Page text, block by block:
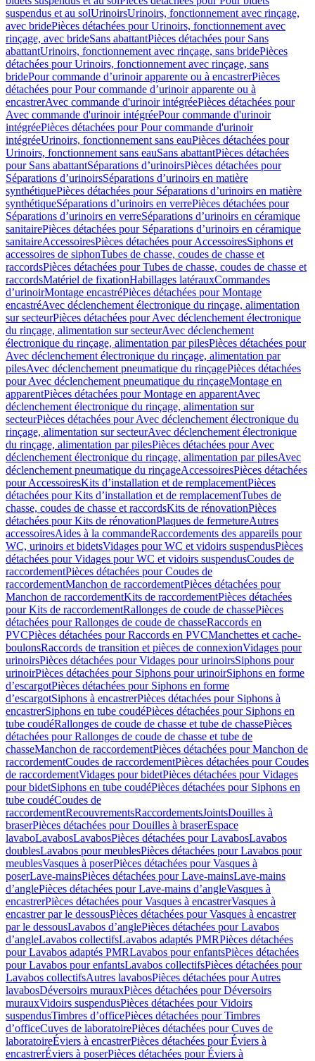
suspendus et au solUrinoirsUrinoirs, fonctionnement avec rinçage,
avec bridePièces détachées pour Urinoirs, fonctionnement avec
rinçage, avec brideSans abattantPièces détachées pour Sans
abattantUrinoirs, fonctionnement avec rinçage, sans bridePièces
détachées pour Urinoirs, fonctionnement avec rinçage, sans
bridePour commande d’urinoir apparente ou à encastrerPièces
détachées pour Pour commande d’urinoir apparente ou à
encastrerAvec commande d'urinoir intégréePièces détachées pour
Avec commande d'urinoir intégréePour commande d'urinoir
intégréePièces détachées pour Pour commande d'urinoir
intégréeUrinoirs, fonctionnement sans eauPièces détachées pour
Urinoirs, fonctionnement sans eauSans abattantPièces détachées
pour Sans abattantSéparations d’urinoirsPièces détachées pour
Séparations d’urinoirsSéparations d’urinoirs en matière
synthétiquePièces détachées pour Séparations d’urinoirs en matière
synthétiqueSéparations d’urinoirs en verrePièces détachées pour
Séparations d’urinoirs en verreSéparations d’urinoirs en céramique
sanitairePièces détachées pour Séparations d’urinoirs en céramique
sanitaireAccessoiresPièces détachées pour AccessoiresSiphons et
accessoires de siphonTubes de chasse, coudes de chasse et
raccordsPièces détachées pour Tubes de chasse, coudes de chasse et
raccordsMatériel de fixationHabillages latérauxCommandes
dʼurinoirMontage encastréPièces détachées pour Montage
encastréAvec déclenchement électronique du rinçage, alimentation
sur secteurPièces détachées pour Avec déclenchement électronique
du rinçage, alimentation sur secteurAvec déclenchement
électronique du rinçage, alimentation par pilesPièces détachées pour
Avec déclenchement électronique du rinçage, alimentation par
pilesAvec déclenchement pneumatique du rinçagePièces détachées
pour Avec déclenchement pneumatique du rinçageMontage en
apparentPièces détachées pour Montage en apparentAvec
déclenchement électronique du rinçage, alimentation sur
secteurPièces détachées pour Avec déclenchement électronique du
rinçage, alimentation sur secteurAvec déclenchement électronique
du rinçage, alimentation par pilesPièces détachées pour Avec
déclenchement électronique du rinçage, alimentation par pilesAvec
déclenchement pneumatique du rinçageAccessoiresPièces détachées
pour AccessoiresKits d’installation et de remplacementPièces
détachées pour Kits d’installation et de remplacementTubes de
chasse, coudes de chasse et raccordsKits de rénovationPièces
détachées pour Kits de rénovationPlaques de fermetureAutres
accessoiresAides à la commandeRaccordements des appareils pour
WC, urinoirs et bidetsVidages pour WC et vidoirs suspendusPièces
détachées pour Vidages pour WC et vidoirs suspendusCoudes de
raccordementPièces détachées pour Coudes de
raccordementManchon de raccordementPièces détachées pour
Manchon de raccordementKits de raccordementPièces détachées
pour Kits de raccordementRallonges de coude de chassePièces
détachées pour Rallonges de coude de chasseRaccords en
PVCPièces détachées pour Raccords en PVCManchettes et cache-
boulonsRaccords de transition et pièces de connexionVidages pour
urinoirsPièces détachées pour Vidages pour urinoirsSiphons pour
urinoirPièces détachées pour Siphons pour urinoirSiphons en forme
d’escargotPièces détachées pour Siphons en forme
d’escargotSiphons à encastrerPièces détachées pour Siphons à
encastrerSiphons en tube coudéPièces détachées pour Siphons en
tube coudéRallonges de coude de chasse et tube de chassePièces
détachées pour Rallonges de coude de chasse et tube de
chasseManchon de raccordementPièces détachées pour Manchon de
raccordementCoudes de raccordementPièces détachées pour Coudes
de raccordementVidages pour bidetPièces détachées pour Vidages
pour bidetSiphons en tube coudéPièces détachées pour Siphons en
tube coudéCoudes de
raccordementRecouvrementsRaccordementsJointsDouilles à
braserPièces détachées pour Douilles à braserEspace
lavaboLavabosLavabosPièces détachées pour LavabosLavabos
doublesLavabos pour meublesPièces détachées pour Lavabos pour
meublesVasques à poserPièces détachées pour Vasques à
poserLave-mainsPièces détachées pour Lave-mainsLave-mains
d’anglePièces détachées pour Lave-mains d’angleVasques à
encastrerPièces détachées pour Vasques à encastrerVasques à
encastrer par le dessousPièces détachées pour Vasques à encastrer
par le dessousLavabos d’anglePièces détachées pour Lavabos
d’angleLavabos collectifsLavabos adaptés PMRPièces détachées
pour Lavabos adaptés PMRLavabos pour enfantsPièces détachées
pour Lavabos pour enfantsLavabos collectifsPièces détachées pour
Lavabos collectifsAutres lavabosPièces détachées pour Autres
lavabosDéversoirs murauxPièces détachées pour Déversoirs
murauxVidoirs suspendusPièces détachées pour Vidoirs
suspendusTimbres dʼofficePièces détachées pour Timbres
dʼofficeCuves de laboratoirePièces détachées pour Cuves de
laboratoireÉviers à encastrerPièces détachées pour Éviers à
encastrerÉviers à poserPièces détachées pour Éviers à